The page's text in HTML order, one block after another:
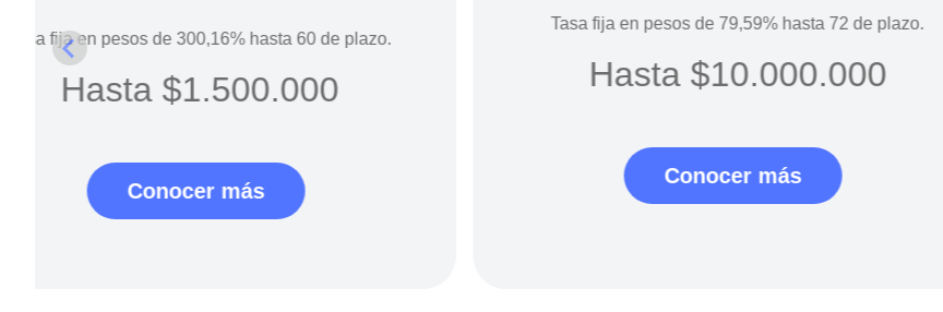
Tasa fija en pesos de 300,16% hasta 60 de plazo.
Hasta $1.500.000
Conocer más
Tasa fija en pesos de 79,59% hasta 72 de plazo.
Hasta $10.000.000
Conocer más